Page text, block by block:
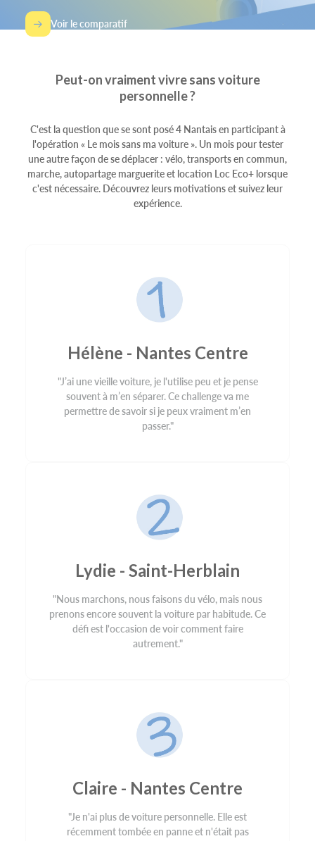
Voir le comparatif
Peut-on vraiment vivre sans voiture
personnelle ?
C'est la question que se sont posé 4 Nantais en participant à
l'opération « Le mois sans ma voiture ». Un mois pour tester
une autre façon de se déplacer : vélo, transports en commun,
marche, autopartage marguerite et location Loc Eco+ lorsque
c'est nécessaire. Découvrez leurs motivations et suivez leur
expérience.
Hélène - Nantes Centre
"J’ai une vieille voiture, je l'utilise peu et je pense
souvent à m’en séparer. Ce challenge va me
permettre de savoir si je peux vraiment m’en
passer."
Lydie - Saint-Herblain
"Nous marchons, nous faisons du vélo, mais nous
prenons encore souvent la voiture par habitude. Ce
défi est l'occasion de voir comment faire
autrement."
Claire - Nantes Centre
"Je n'ai plus de voiture personnelle. Elle est
récemment tombée en panne et n'était pas